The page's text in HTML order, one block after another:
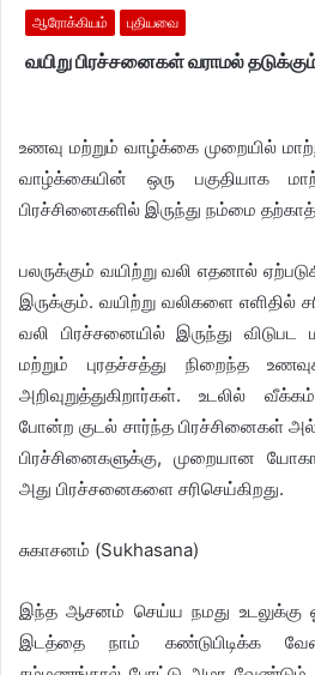
ஆரோக்கியம் புதியவை
வயிறு பிரச்சனைகள் வராமல்
உணவு மற்றும் வாழ்க்கை முறையில்
வாழ்க்கையின் ஒரு பகுதியாக
பிரச்சினைகளில் இருந்து நம்மை
பலருக்கும் வயிற்று வலி எதனால்
இருக்கும். வயிற்று வலிகளை எளிதில்
வலி பிரச்சனையில் இருந்து விடுபட
மற்றும் புரதச்சத்து நிறைந்த
அறிவுறுத்துகிறார்கள். உடலில்
போன்ற குடல் சார்ந்த பிரச்சினைகள்
பிரச்சினைகளுக்கு, முறையான
அது பிரச்சனைகளை சரிசெய்கிறது.
சுகாசனம் (Sukhasana)
இந்த ஆசனம் செய்ய நமது உடலுக்கு
இடத்தை நாம் கண்டுபிடிக்க